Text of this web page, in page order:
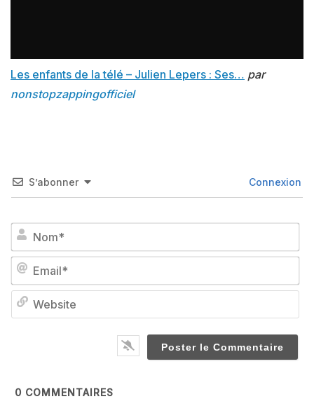
Les enfants de la télé – Julien Lepers : Ses… par
nonstopzappingofficiel
S’abonner Connexion
0 COMMENTAIRES